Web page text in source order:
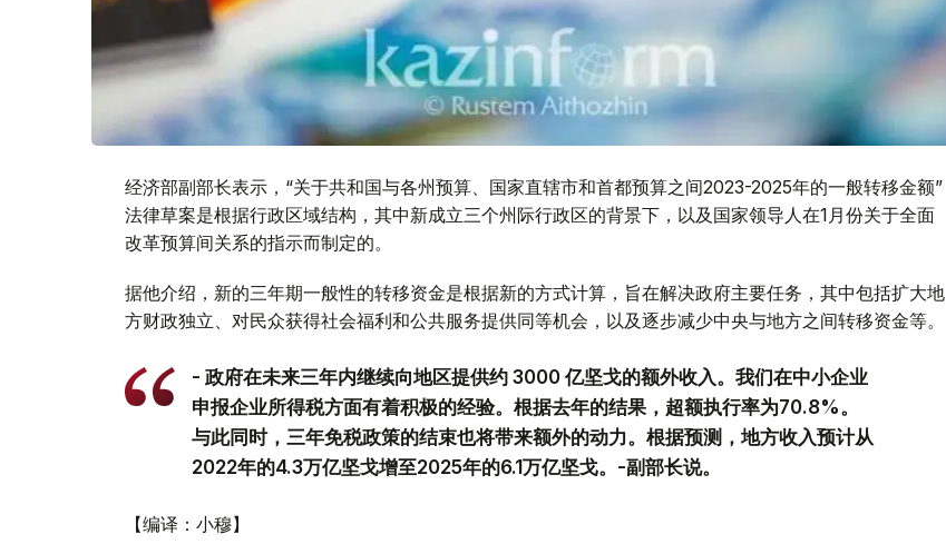
经济部副部长表示，“关于共和国与各州预算、国家直辖市和首都预算之间2023-2025年的一般转移金额”
法律草案是根据行政区域结构，其中新成立三个州际行政区的背景下，以及国家领导人在1月份关于全面
改革预算间关系的指示而制定的。
据他介绍，新的三年期一般性的转移资金是根据新的方式计算，旨在解决政府主要任务，其中包括扩大地
方财政独立、对民众获得社会福利和公共服务提供同等机会，以及逐步减少中央与地方之间转移资金等。
- 政府在未来三年内继续向地区提供约 3000 亿坚戈的额外收入。我们在中小企业
申报企业所得税方面有着积极的经验。根据去年的结果，超额执行率为70.8%。
与此同时，三年免税政策的结束也将带来额外的动力。根据预测，地方收入预计从
2022年的4.3万亿坚戈增至2025年的6.1万亿坚戈。-副部长说。
【编译：小穆】